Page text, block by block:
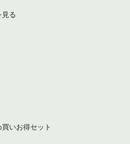
る
いお得セット